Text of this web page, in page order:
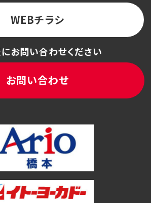
WEBチラシ
お問い合わせください
お問い合わせ